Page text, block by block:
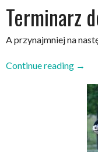
Terminarz
A przynajmniej na
Continue reading →